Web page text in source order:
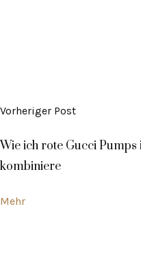
Vorheriger Post
Wie ich rote Gucci
kombiniere
Mehr